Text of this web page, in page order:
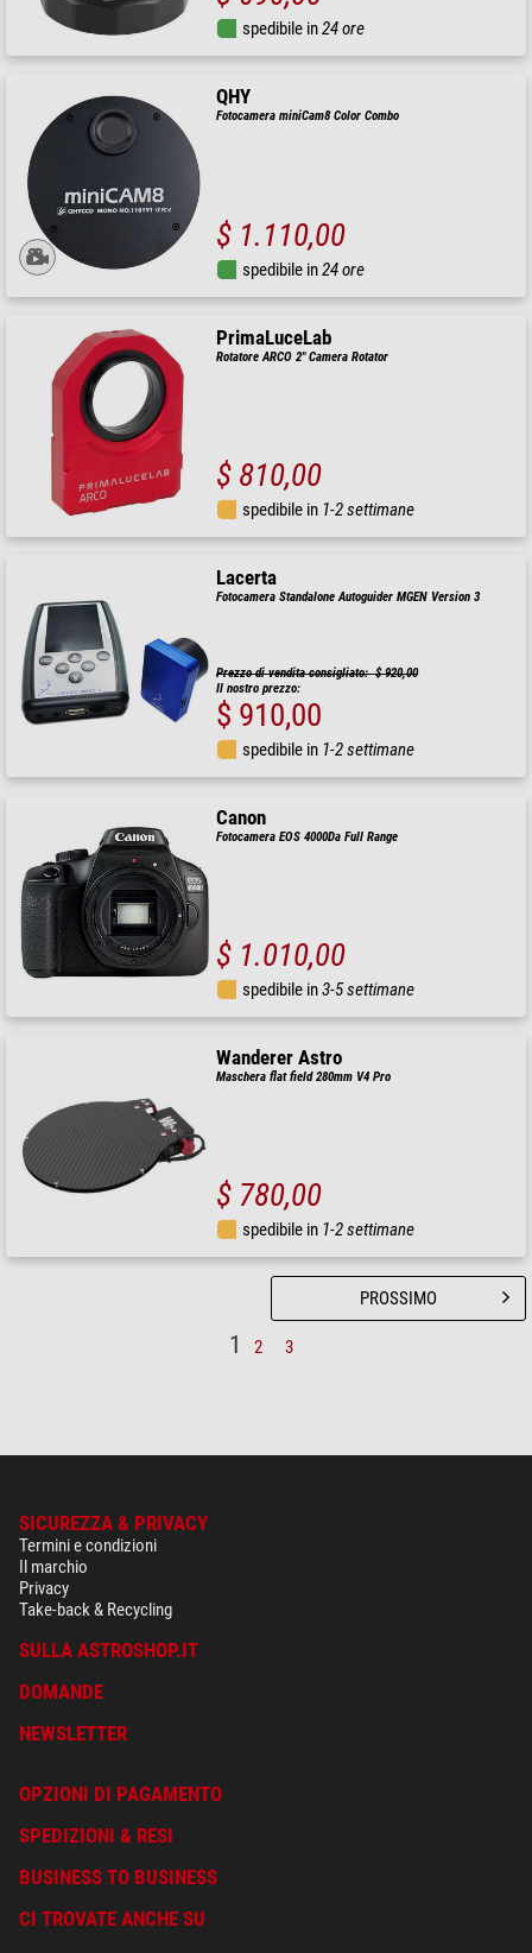
spedibile in24 ore
QHY
Fotocamera miniCam8 Color Combo
$ 1.110,00
spedibile in24 ore
PrimaLuceLab
Rotatore ARCO 2" Camera Rotator
$ 810,00
spedibile in 1-2 settimane
Lacerta
Fotocamera Standalone Autoguider MGEN Version 3
Prezzo di vendita consigliato: $ 920,00
Il nostro prezzo:
$ 910,00
spedibile in 1-2 settimane
Canon
Fotocamera EOS 4000Da Full Range
$ 1.010,00
spedibile in3-5 settimane
Wanderer Astro
Maschera flat field 280mm V4 Pro
$ 780,00
spedibile in 1-2 settimane
1 2 3
PROSSIMO
SICUREZZA & PRIVACY
Termini e condizioni
Il marchio
Privacy
Take-back & Recycling
SULLA ASTROSHOP.IT
DOMANDE
NEWSLETTER
OPZIONI DI PAGAMENTO
SPEDIZIONI & RESI
BUSINESS TO BUSINESS
CI TROVATE ANCHE SU